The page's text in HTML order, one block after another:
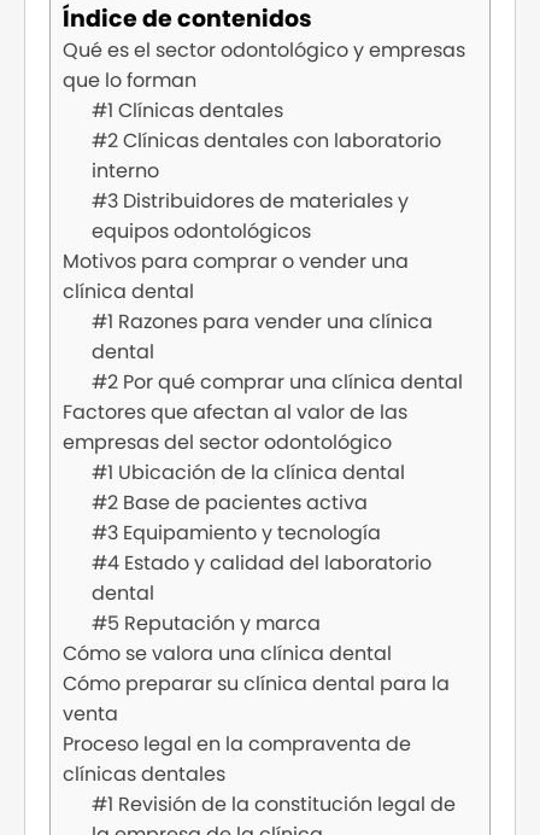
Índice de contenidos
Qué es el sector odontológico y empresas
que lo forman
#1 Clínicas dentales
#2 Clínicas dentales con laboratorio
interno
#3 Distribuidores de materiales y
equipos odontológicos
Motivos para comprar o vender una
clínica dental
#1 Razones para vender una clínica
dental
#2 Por qué comprar una clínica dental
Factores que afectan al valor de las
empresas del sector odontológico
#1 Ubicación de la clínica dental
#2 Base de pacientes activa
#3 Equipamiento y tecnología
#4 Estado y calidad del laboratorio
dental
#5 Reputación y marca
Cómo se valora una clínica dental
Cómo preparar su clínica dental para la
venta
Proceso legal en la compraventa de
clínicas dentales
#1 Revisión de la constitución legal de